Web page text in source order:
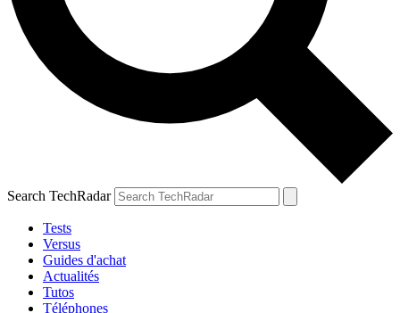
Search TechRadar
Tests
Versus
Guides d'achat
Actualités
Tutos
Téléphones